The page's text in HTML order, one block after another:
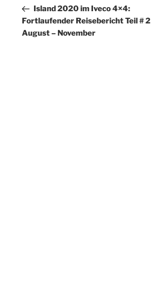
Beitrag
Island 2020 im Iveco 4×4:
Fortlaufender Reisebericht Teil # 2
August – November